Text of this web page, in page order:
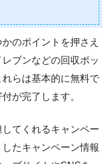
のポイントを押さえ
ブンなどの回収ボッ
らは基本的に無料で
が完了します。
てくれるキャンペー
たキャンペーン情報